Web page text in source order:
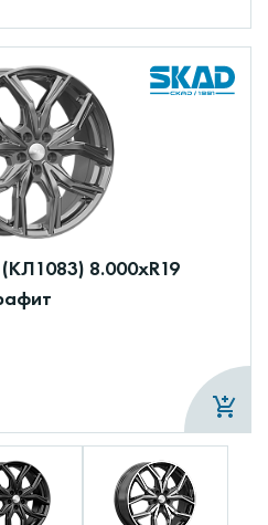
8.000xR19